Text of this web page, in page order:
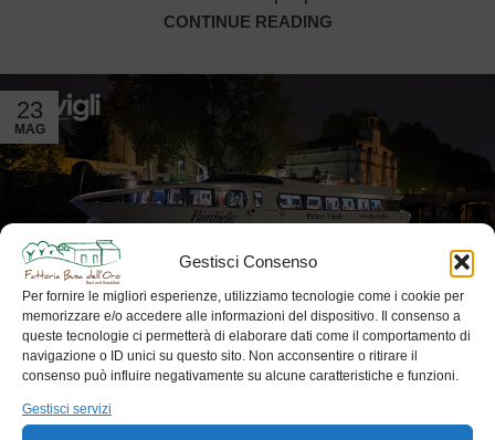
Gestisci Consenso
Per fornire le migliori esperienze, utilizziamo tecnologie come i cookie per
memorizzare e/o accedere alle informazioni del dispositivo. Il consenso a
queste tecnologie ci permetterà di elaborare dati come il comportamento di
navigazione o ID unici su questo sito. Non acconsentire o ritirare il
consenso può influire negativamente su alcune caratteristiche e funzioni.
Gestisci servizi
CONTINUE READING
23
MAG
Naviglio DiVino – Degustazioni in